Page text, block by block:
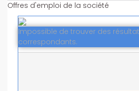
Offres d'emploi de la société
Impossible de trouver des
correspondants.